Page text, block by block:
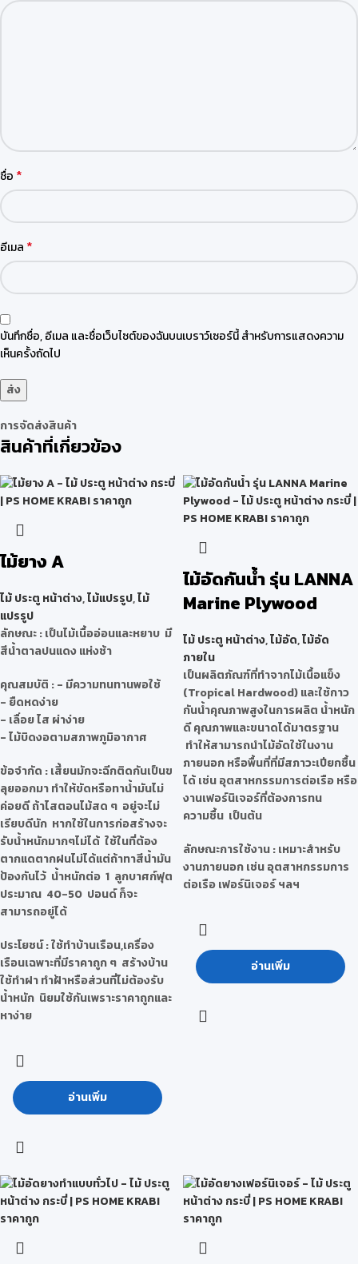
ชื่อ *
อีเมล *
บันทึกชื่อ, อีเมล และชื่อเว็บไซต์ของฉันบนเบราว์เซอร์นี้ สำหรับการแสดงความ
เห็นครั้งถัดไป
การจัดส่งสินค้า
สินค้าที่เกี่ยวข้อง
ไม้ยาง A
ไม้ ประตู หน้าต่าง,ไม้แปรรูป,ไม้
แปรรูป
ลักษณะ: เป็นไม้เนื้ออ่อนและหยาบ มี
สีน้ำตาลปนแดง แห่งช้า
คุณสมบัติ : - มีความทนทานพอใช้
- ยืดหดง่าย
- เลื่อย ไส ผ่าง่าย
- ไม้บิดงอตามสภาพภูมิอากาศ
ข้อจำกัด : เสี้ยนมักจะฉีกติดกันเป็นข
ลุยออกมา ทำให้ขัดหรือทาน้ำมันไม่
ค่อยดี ถ้าไสตอนไม้สด ๆ อยู่จะไม่
เรียบดีนัก หากใช้ในการก่อสร้างจะ
รับน้ำหนักมากๆไม่ได้ ใช้ในที่ต้อง
ตากแดตากฝนไม่ได้แต่ถ้าทาสีน้ำมัน
ป้องกันไว้ น้ำหนักต่อ 1 ลูกบาศก์ฟุต
ประมาณ 40-50 ปอนด์ ก็จะ
สามารถอยู่ได้
ประโยชน์: ใช้ทำบ้านเรือน,เครื่อง
เรือนเฉพาะที่มีราคาถูก ๆ สร้างบ้าน
ใช้ทำฝา ทำฝ้าหรือส่วนที่ไม่ต้องรับ
น้ำหนัก นิยมใช้กันเพราะราคาถูกและ
หาง่าย
อ่านเพิ่ม
ไม้อัดกันน้ำ รุ่น LANNA
Marine Plywood
ไม้ ประตู หน้าต่าง,ไม้อัด,ไม้อัด
ภายใน
เป็นผลิตภัณฑ์ที่ทำจากไม้เนื้อแข็ง
(Tropical Hardwood) และใช้กาว
กันน้ำคุณภาพสูงในการผลิต น้ำหนัก
ดี คุณภาพและขนาดได้มาตรฐาน
ทำให้สามารถนำไม้อัดใช้ในงาน
ภายนอก หรือพื้นที่ที่มีสภาวะเปียกชื้น
ได้ เช่น อุตสาหกรรมการต่อเรือ หรือ
งานเฟอร์นิเจอร์ที่ต้องการทน
ความชื้น เป็นต้น
ลักษณะการใช้งาน : เหมาะสำหรับ
งานภายนอก เช่น อุตสาหกรรมการ
ต่อเรือ เฟอร์นิเจอร์ ฯลฯ
อ่านเพิ่ม